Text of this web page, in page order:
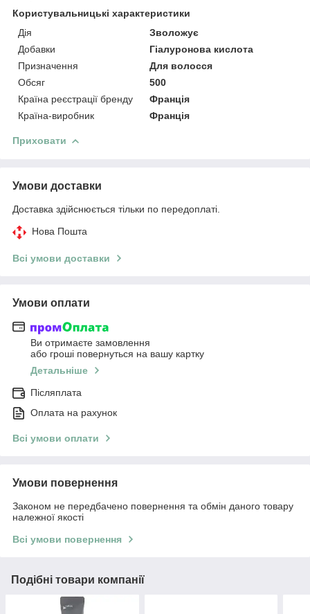
Користувальницькі характеристики
Дія
Зволожує
Добавки
Гіалуронова кислота
Призначення
Для волосся
Обсяг
500
Країна реєстрації бренду
Франція
Країна-виробник
Франція
Приховати
Умови доставки
Доставка здійснюється тільки по передоплаті.
Нова Пошта
Всі умови доставки
Умови оплати
Ви отримаєте замовлення
або гроші повернуться на вашу картку
Детальніше
Післяплата
Оплата на рахунок
Всі умови оплати
Умови повернення
Законом не передбачено повернення та обмін даного товару
належної якості
Всі умови повернення
Подібні товари компанії